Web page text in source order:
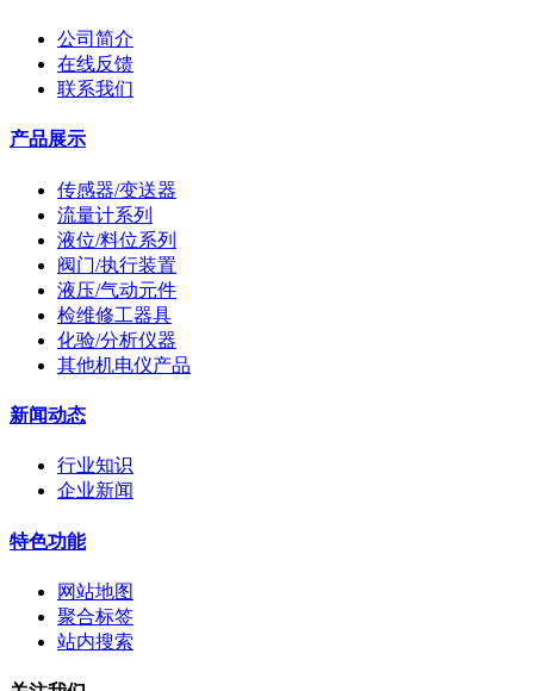
公司简介
在线反馈
联系我们
产品展示
传感器/变送器
流量计系列
液位/料位系列
阀门/执行装置
液压/气动元件
检维修工器具
化验/分析仪器
其他机电仪产品
新闻动态
行业知识
企业新闻
特色功能
网站地图
聚合标签
站内搜索